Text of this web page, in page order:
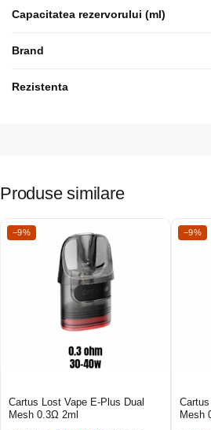
Capacitatea rezervorului (ml)
Brand
Rezistenta
Produse similare
−9%
Cartus Lost Vape E-Plus Dual
Mesh 0.3Ω 2ml
−9%
Mesh